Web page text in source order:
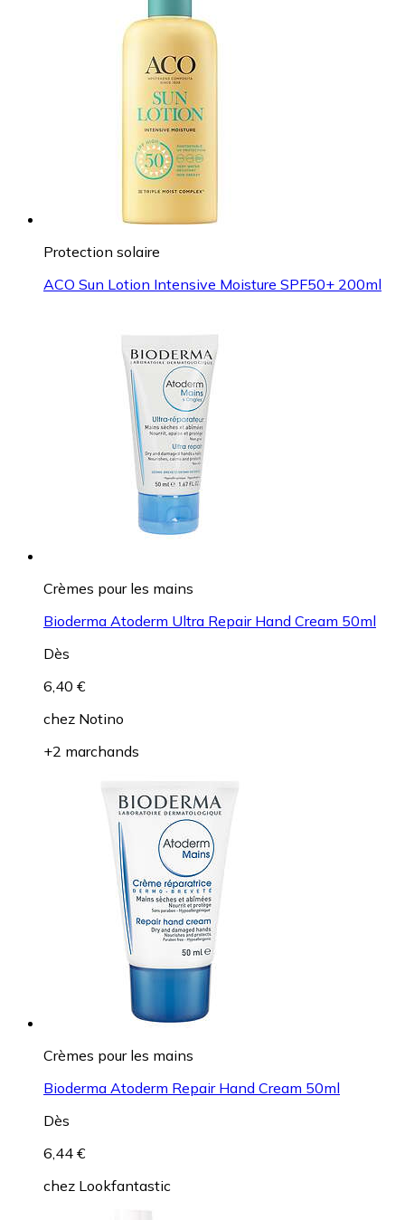
Protection solaire
ACO Sun Lotion Intensive Moisture SPF50+ 200ml
Crèmes pour les mains
Bioderma Atoderm Ultra Repair Hand Cream 50ml
Dès
6,40 €
chez Notino
+2 marchands
Crèmes pour les mains
Bioderma Atoderm Repair Hand Cream 50ml
Dès
6,44 €
chez Lookfantastic